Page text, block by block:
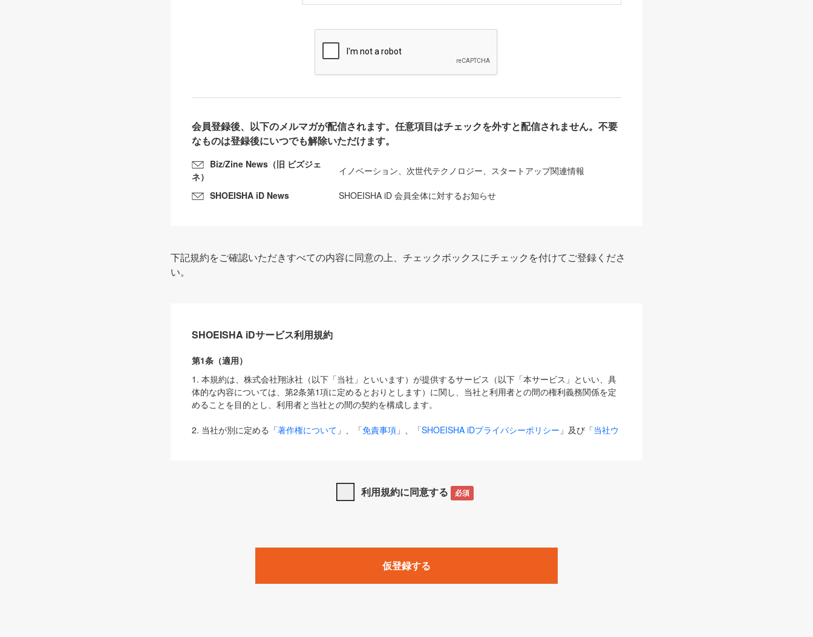
会員登録後、以下のメルマガが配信されます。任意項目はチェックを外すと配信されません。不要
なものは登録後にいつでも解除いただけます。
Biz/Zine News（旧 ビズジェ
ネ）
イノベーション、次世代テクノロジー、スタートアップ関連情報
SHOEISHA iD News SHOEISHA iD 会員全体に対するお知らせ
下記規約をご確認いただきすべての内容に同意の上、チェックボックスにチェックを付けてご登録くださ
い。
SHOEISHA iDサービス利用規約
第1条（適用）
1. 本規約は、株式会社翔泳社（以下「当社」といいます）が提供するサービス（以下「本サービス」といい、具
体的な内容については、第2条第1項に定めるとおりとします）に関し、当社と利用者との間の権利義務関係を定
めることを目的とし、利用者と当社との間の契約を構成します。
2. 当社が別に定める「著作権について 」、「免責事項 」、「SHOEISHA iDプライバシーポリシー 」及び「当社ウ
は、本規約の規定が優先して適用されるものとします。
1. 「本サービス」とは、当社が提供する以下のサービス（名称や内容が変更された場合、変更後のサービスを含
みます）及びこれらサービスに関連して当社が実施するイベントやキャンペーンをいいます。
「SEBook」「SEShop」「CodeZine」「MarkeZine」「EnterpriseZine」「ECzine」「Biz/Zine」「HRzine」
利用規約に同意する 必須
仮登録する